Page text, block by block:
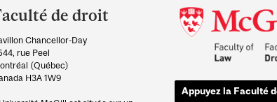
de droit
Chancellor-Day
rue Peel
(Québec)
H3A 1W9
Appuyez la Faculté